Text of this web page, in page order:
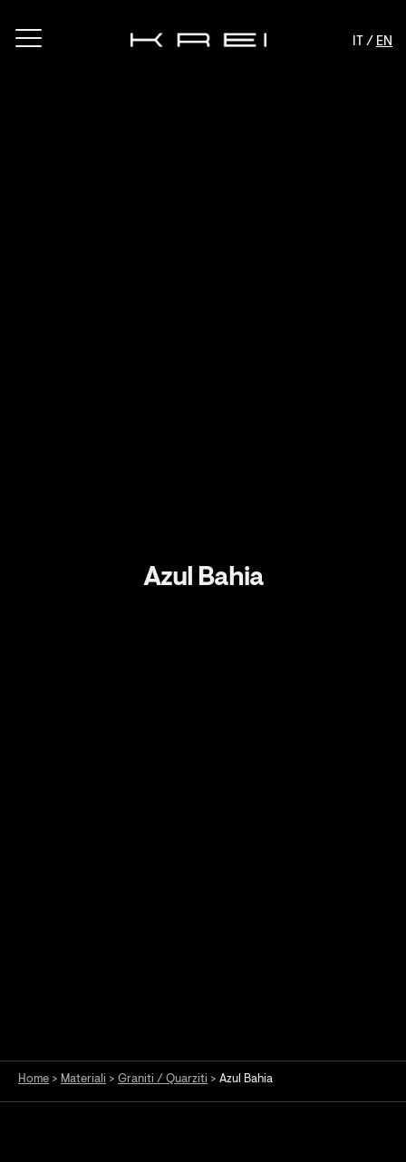
IT / EN
Azul Bahia
Home > Materiali > Graniti / Quarziti > Azul Bahia